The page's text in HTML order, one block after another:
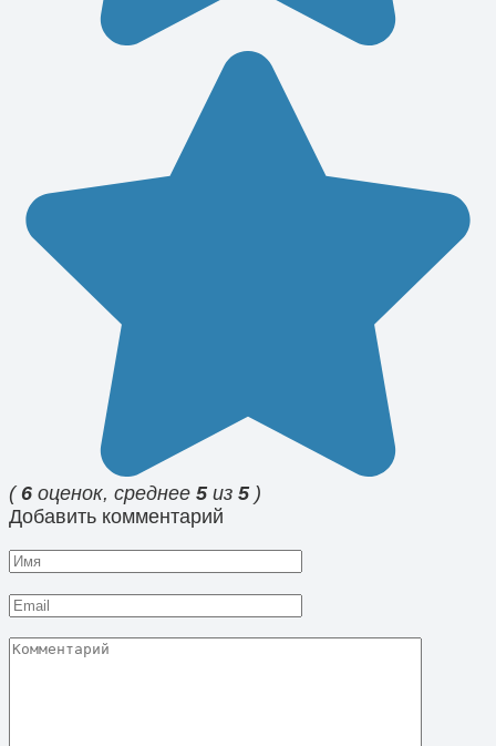
(6 оценок, среднее 5из 5)
Добавить комментарий
Имя
Email
Комментарий